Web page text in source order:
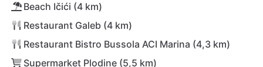
Beach Ičići (4 km)
Restaurant Galeb (4 km)
Restaurant Bistro Bussola ACI Marina (4,3 km)
Supermarket Plodine (5,5 km)